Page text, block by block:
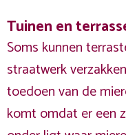
Tuinen en
Soms kunnen
straatwerk
toedoen van de
komt omdat er een